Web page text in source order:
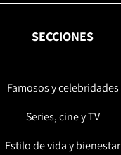
SECCIONES
Famosos y celebridades
Series, cine y TV
Estilo de vida y bienestar